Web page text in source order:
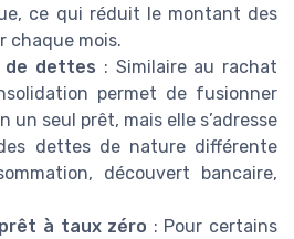
ce qui réduit le montant des
chaque mois.
de dettes : Similaire au rachat
permet de fusionner
un seul prêt, mais elle s’adresse
dettes de nature différente
découvert bancaire,
à taux zéro : Pour certains